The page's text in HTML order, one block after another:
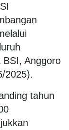
BSI, Anggoro
2025).
tahun